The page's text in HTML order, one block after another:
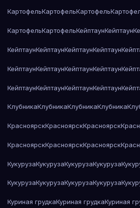
КартофельКартофельКартофель
КартофельКартофельКейптаунКейптаун
КейптаунКейптаунКейптаунКейптаун
КейптаунКейптаунКейптаунКейптаун
КейптаунКейптаунКейптаунКейптаун
КлубникаКлубникаКлубникаКлубника
КрасноярскКрасноярскКрасноярск
КрасноярскКрасноярскКрасноярск
КукурузаКукурузаКукурузаКукуруза
КукурузаКукурузаКукурузаКукуруза
Куриная грудкаКуриная грудкаКуриная